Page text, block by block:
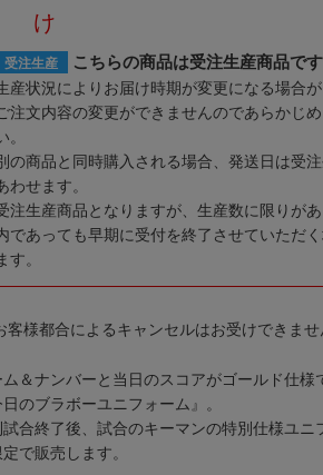
け
受注生産 こちらの商品は受注生産商品です
産状況によりお届け時期が変更になる場合が
注文内容の変更ができませんのであらかじ
。
の商品と同時購入される場合、発送日は受
わせます。
注生産商品となりますが、生産数に限りが
であっても早期に受付を終了させていただ
す。
様都合によるキャンセルはお受けできませ
ム＆ナンバーと当日のスコアがゴールド仕様
日のブラボーユニフォーム』。
試合終了後、試合のキーマンの特別仕様ユニ
定で販売します。